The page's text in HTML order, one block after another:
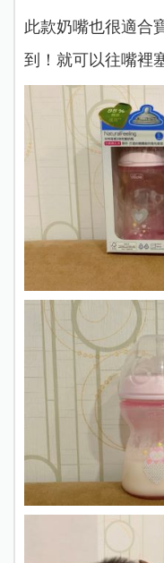
此款奶嘴也很適合
到！就可以往嘴裡